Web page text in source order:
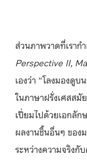
ส่วนภาพวาดที่เราก
Perspective II,
เองว่า “โลงมองดูบ
ในภาษาฝรั่งเศสสมั
เปี่ยมไปด้วยเอกลั
ผลงานชิ้นอื่นๆ ของ
ระหว่างความจริงกั